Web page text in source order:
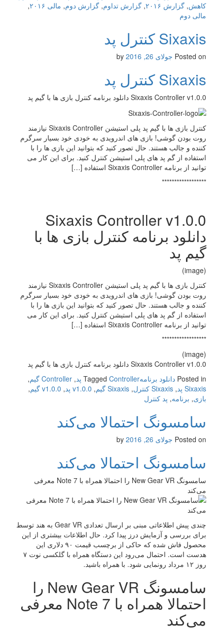
کاهش, گزارش ۲۰۱۶ , گزارش تداوم, گزارش دوم, مالی ۲۰۱۶
,
مالی دوم
Sixaxis کنترل پد
Posted on جولای 26, 2016
Sixaxis کنترل پد
Sixaxis Controller v1.0.0 دانلود برنامه کنترل بازی ها با گیم پد
کنترل بازی ها با گیم پد پلی استیشن Sixaxis Controller نیازمند
روت بودن گوشی! بازی های اندرویدی به خودی خود بسیار سرگرم
کننده و جالب هستند. حال تصور کنید که بتوانید این بازی ها را با
استفاده از گم پد های پلی استیشن کنترل کنید. برای این کار می
توانید از برنامه Sixaxis Controller استفاده […]
******************
Sixaxis Controller v1.0.0
دانلود برنامه کنترل بازی ها با
گیم پد
(image)
کنترل بازی ها با گیم پد پلی استیشن Sixaxis Controller نیازمند
روت بودن گوشی! بازی های اندرویدی به خودی خود بسیار سرگرم
کننده و جالب هستند. حال تصور کنید که بتوانید این بازی ها را با
استفاده از گم پد های پلی استیشن کنترل کنید. برای این کار می
توانید از برنامه Sixaxis Controller استفاده […]
******************
(image)
Sixaxis Controller v1.0.0 دانلود برنامه کنترل بازی ها با گیم پد
Posted in دانلود برنامه Tagged Controller پد , Controller گیم
,
Sixaxis پد
, Sixaxis کنترل , Sixaxis گیم , v1.0.0 پد , v1.0.0 گیم
,
بازی, برنامه, پد کنترل
سامسونگ احتمالا می‌کند
Posted on جولای 26, 2016
سامسونگ احتمالا می‌کند
سامسونگ New Gear VR را احتمالا همراه با Note 7 معرفی
می‌کند
چندی پیش اطلاعاتی مبنی بر ارسال تعدادی Gear VR به هند توسط
برای بررسی و آزمایش درز پیدا کرد. حال اطلاعات بیشتری از این
محصول فاش شده که حاکی از برچسب قیمت ۹۰ دلاری این
هدست است. احتمال می‌رود این دستگاه همراه با گلکسی نوت ۷
روز ۱۲ مرداد رونمایی شود. با همراه باشید.
سامسونگ New Gear VR را
احتمالا همراه با Note 7 معرفی
می‌کند